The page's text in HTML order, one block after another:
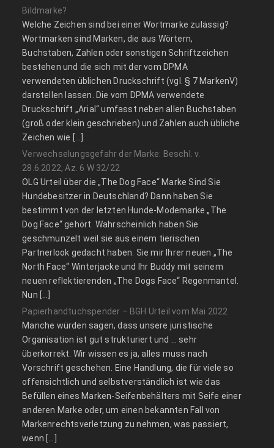
Bildmarke?
Welche Zeichen sind bei einer Wortmarke zulässig?
Wortmarken sind Marken, die aus Wörtern,
Buchstaben, Zahlen oder sonstigen Schriftzeichen
bestehen und die sich mit der vom DPMA
verwendeten üblichen Druckschrift (vgl. § 7 MarkenV)
darstellen lassen. Die vom DPMA verwendete
Druckschrift „Arial“ umfasst neben allen Buchstaben
(groß oder klein geschrieben) und Zahlen auch übliche
Zeichen wie […]
Verwechselungsgefahr der Marke: Beschl. v.
28.6.2022, Az. 6 W 32/22
OLG Urteil über die „The Dog Face“ Marke Sind Sie
Hundebesitzer in Deutschland? Dann haben Sie
bestimmt von der letzten Hunde-Modemarke „The
Dog Face“ gehört. Wahrscheinlich haben Sie
geschmunzelt weil sie aus einem tierischen
Partnerlook gedacht haben. Sie mir Ihrer neuen „The
North Face“ Winterjacke und Ihr Buddy mit seinem
neuen reflektierenden „The Dogs Face“ Regenmantel.
Nun […]
Papierhandtuchspender – BGH Urteil vom Mai 2022
Manche würden sagen, dass unsere juristische
Organisation ist gut strukturiert und … sehr
überkorrekt. Wir wissen es ja, alles muss nach
Vorschrift geschehen. Eine Handlung, die für viele so
offensichtlich und selbstverständlich ist wie das
Befüllen eines Marken-Seifenbehälters mit Seife einer
anderen Marke oder, um einen bekannten Fall von
Markenrechtsverletzung zu nehmen, was passiert,
wenn […]